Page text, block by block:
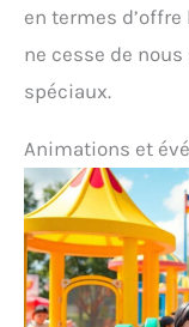
en termes
ne cesse de
spéciaux.
Animations et